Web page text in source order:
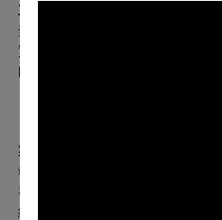
主辦單位
禁止思考3秒鐘是一個以直覺創作
實，卻不拘泥於寫實。我們帶領
的世界，在直覺與未知間尋找可能
製作團隊
執行製作｜許祐元
導演｜徐圓鈞
編劇｜吳沛宸、徐圓鈞